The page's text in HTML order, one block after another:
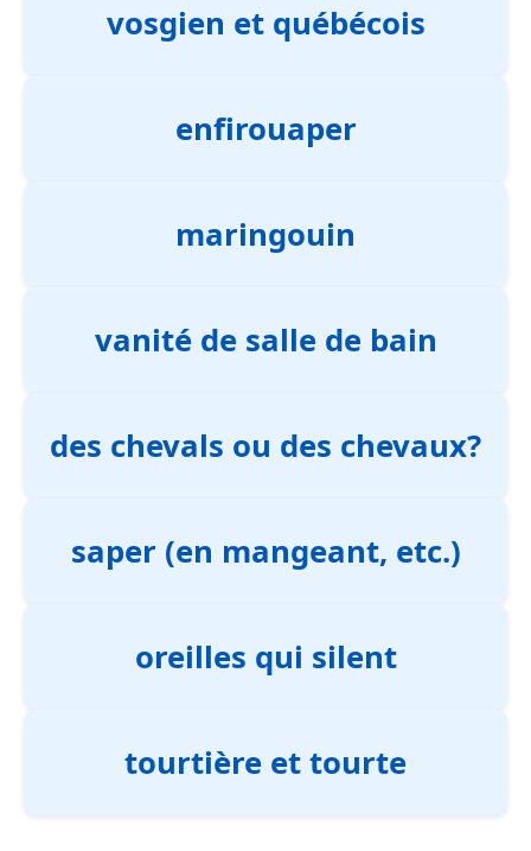
vosgien et québécois
enfirouaper
maringouin
vanité de salle de bain
des chevals ou des chevaux?
saper (en mangeant, etc.)
oreilles qui silent
tourtière et tourte